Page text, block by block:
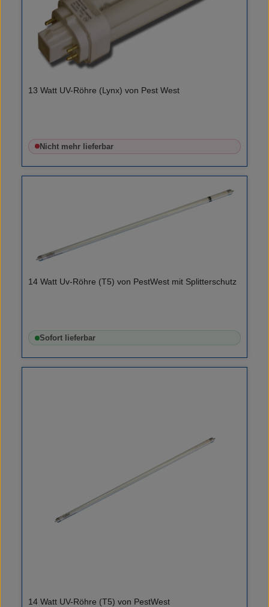
13 Watt UV-Röhre (Lynx) von Pest West
Nicht mehr lieferbar
14 Watt Uv-Röhre (T5) von PestWest mit Splitterschutz
Sofort lieferbar
14 Watt UV-Röhre (T5) von PestWest